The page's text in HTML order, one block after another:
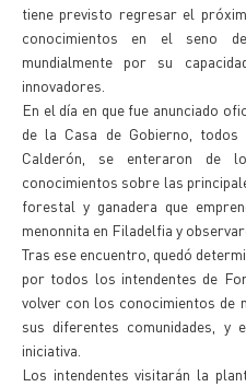
tiene previsto regresar el
conocimientos en el seno
mundialmente por su
innovadores.
En el día en que fue anunciado
de la Casa de Gobierno,
Calderón, se enteraron de
conocimientos sobre las
forestal y ganadera que
menonnita en Filadelfia y
Tras ese encuentro, quedó
por todos los intendentes de
volver con los conocimientos de
sus diferentes comunidades,
iniciativa.
Los intendentes visitarán la